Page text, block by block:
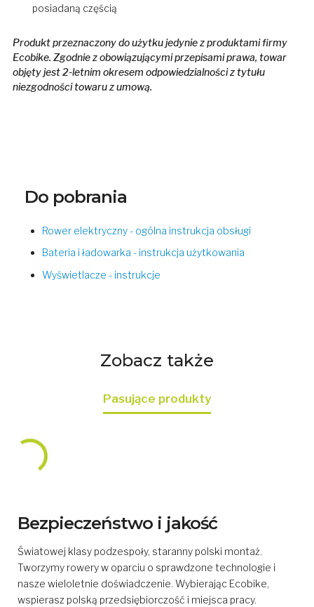
posiadaną częścią
Produkt przeznaczony do użytku jedynie z produktami firmy
Ecobike. Zgodnie z obowiązującymi przepisami prawa, towar
objęty jest 2-letnim okresem odpowiedzialności z tytułu
niezgodności towaru z umową.
Do pobrania
Rower elektryczny - ogólna instrukcja obsługi
Bateria i ładowarka - instrukcja użytkowania
Wyświetlacze - instrukcje
Zobacz także
Pasujące produkty
Bezpieczeństwo i jakość
Światowej klasy podzespoły, staranny polski montaż.
Tworzymy rowery w oparciu o sprawdzone technologie i
nasze wieloletnie doświadczenie. Wybierając Ecobike,
wspierasz polską przedsiębiorczość i miejsca pracy.